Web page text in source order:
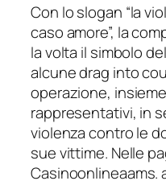
Con lo slogan “la
caso amore”, la
la volta il simbolo
alcune drag into
operazione,
rappresentativi, in
violenza contro le
sue vittime. Nelle
Casinoonlineaams.